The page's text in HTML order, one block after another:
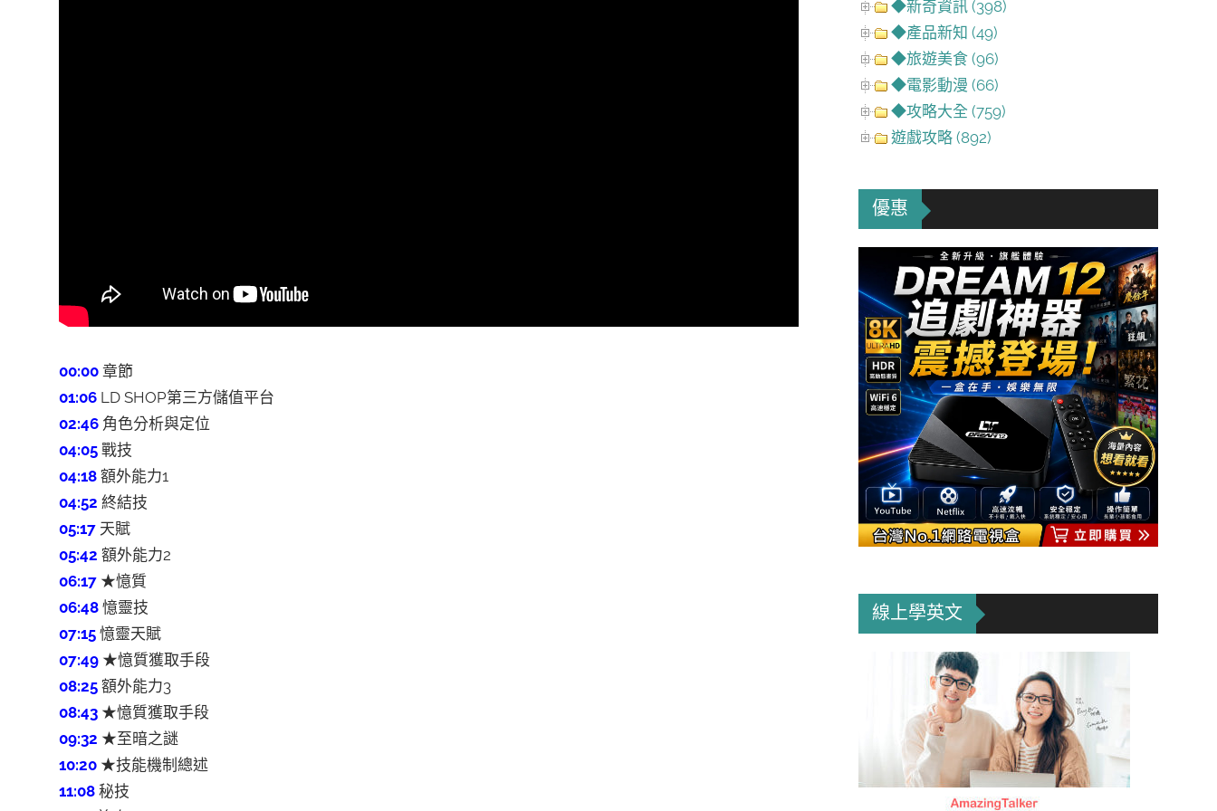
00:00章節
01:06LD SHOP第三方儲值平台
02:46角色分析與定位
04:05戰技
04:18 額外能力1
04:52 終結技
05:17 天賦
05:42 額外能力2
06:17 ★憶質
06:48 憶靈技
07:15 憶靈天賦
07:49★憶質獲取手段
08:25 額外能力3
08:43 ★憶質獲取手段
09:32 ★至暗之謎
10:20 ★技能機制總述
11:08 秘技
◆新奇資訊 (398)
◆產品新知 (49)
◆旅遊美食 (96)
◆電影動漫 (66)
◆攻略大全 (759)
遊戲攻略 (892)
優惠
線上學英文